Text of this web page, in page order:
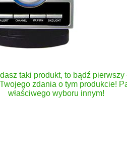
taki produkt, to bądź
zdania o tym produkcie!
właściwego wyboru innym!